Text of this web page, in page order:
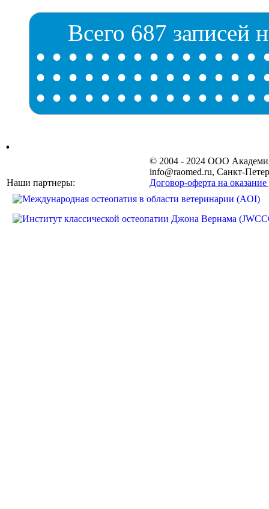
Всего 687 записей
• • • • • • • • • • • • • •
• • • • • • • • • • • • • •
• • • • • • • • • • • • • •
.
Наши партнеры:
© 2004 - 2024 ООО
info@raomed.ru, Санкт-
Договор-оферта на оказание